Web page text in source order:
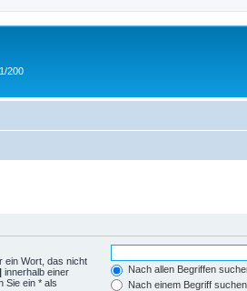
200
ein Wort, das nicht
| innerhalb einer
Sie ein * als
Nach allen Begriffen
Nach einem Begriff suchen